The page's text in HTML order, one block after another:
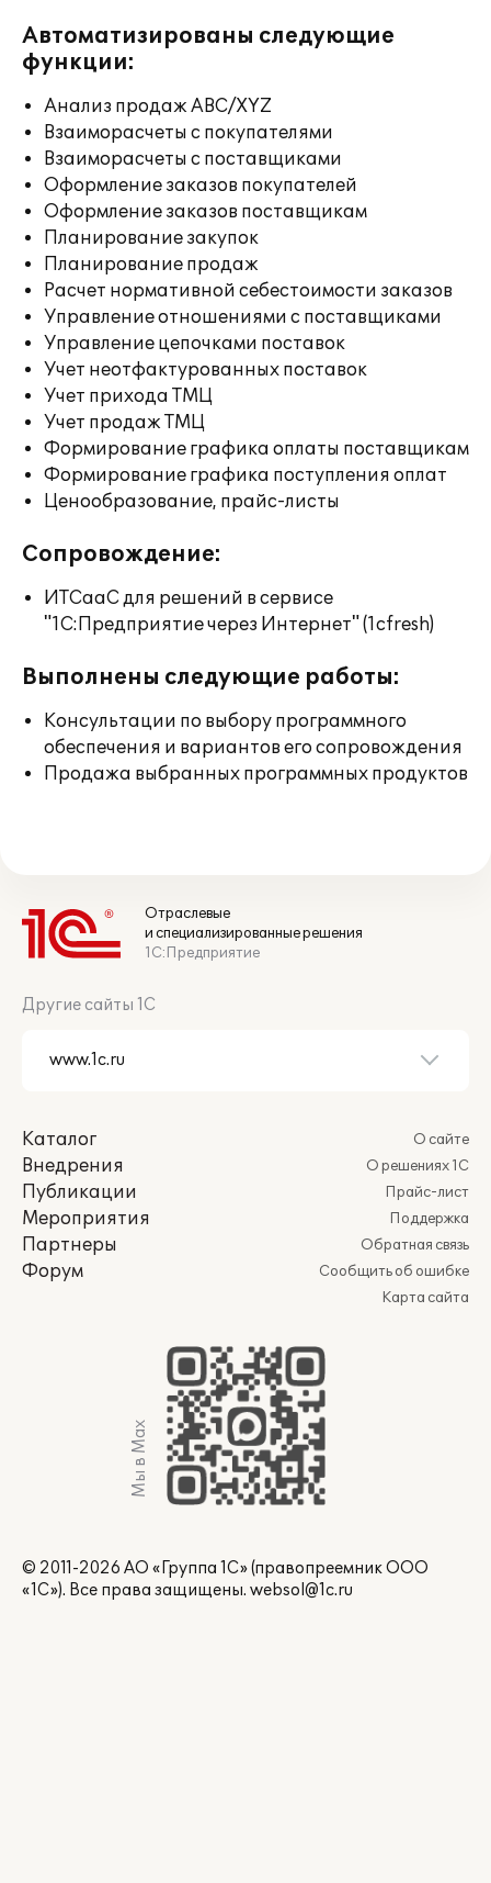
Автоматизированы следующие
функции:
Анализ продаж ABC/XYZ
Взаиморасчеты с покупателями
Взаиморасчеты с поставщиками
Оформление заказов покупателей
Оформление заказов поставщикам
Планирование закупок
Планирование продаж
Расчет нормативной себестоимости заказов
Управление отношениями с поставщиками
Управление цепочками поставок
Учет неотфактурованных поставок
Учет прихода ТМЦ
Учет продаж ТМЦ
Формирование графика оплаты поставщикам
Формирование графика поступления оплат
Ценообразование, прайс-листы
Сопровождение:
ИТСааС для решений в сервисе
"1С:Предприятие через Интернет" (1cfresh)
Выполнены следующие работы:
Консультации по выбору программного
обеспечения и вариантов его сопровождения
Продажа выбранных программных продуктов
Отраслевые
и специализированные решения
1С:Предприятие
Другие сайты 1С
Каталог
Внедрения
Публикации
Мероприятия
Партнеры
Форум
О сайте
О решениях 1С
Прайс-лист
Поддержка
Обратная связь
Сообщить об ошибке
Карта сайта
Мы в Max
© 2011-2026 АО «Группа 1С» (правопреемник ООО
«1С»). Все права защищены. websol@1c.ru